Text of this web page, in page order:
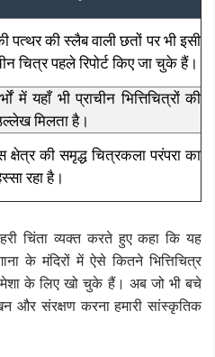
पत्थर की स्लैब वाली छतों पर भी इसी
चित्र पहले रिपोर्ट किए जा चुके हैं।
में यहाँ भी प्राचीन भित्तिचित्रों की
मिलता है।
क्षेत्र की समृद्ध चित्रकला परंपरा का
रहा है।
चिंता व्यक्त करते हुए कहा कि यह
के मंदिरों में ऐसे कितने भित्तिचित्र
के लिए खो चुके हैं। अब जो भी बचे
और संरक्षण करना हमारी सांस्कृतिक